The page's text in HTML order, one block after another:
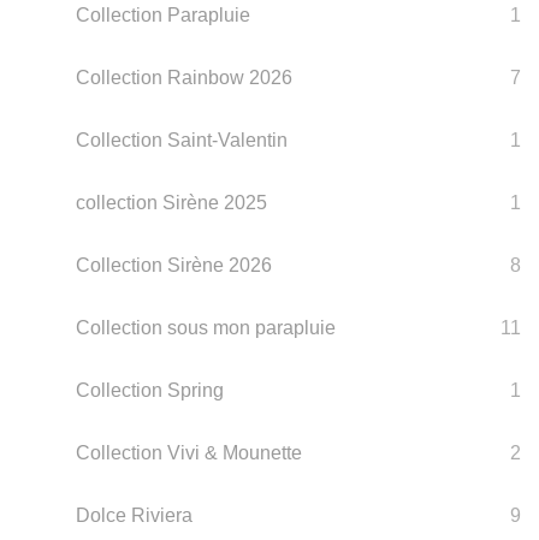
Collection Parapluie 1
Collection Rainbow 2026 7
Collection Saint-Valentin 1
collection Sirène 2025 1
Collection Sirène 2026 8
Collection sous mon parapluie 11
Collection Spring 1
Collection Vivi & Mounette 2
Dolce Riviera 9